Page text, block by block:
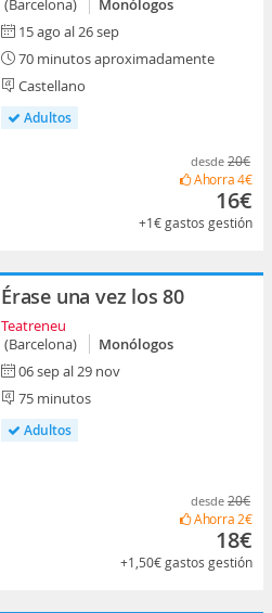
(Barcelona)
Monólogos
15 ago al 26 sep
70 minutos aproximadamente
Castellano
Adultos
desde 20€
Ahorra4€
16€
+1€gastos gestión
Érase una vez los 80
Teatreneu
(Barcelona)
Monólogos
06 sep al 29 nov
75 minutos
Adultos
desde 20€
Ahorra 2€
18€
+1,50€gastos gestión